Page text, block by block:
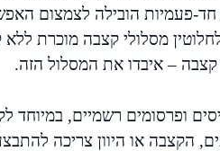
פעמיות הובילה לצמצום
2020 בוטלו כמעט לחלוטין מסלולי
– איבדו את המסלול הזה.
ופרסומים רשמיים, במיוחד
הקצבה או היוון צריכה